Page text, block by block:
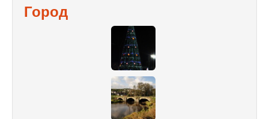
Город